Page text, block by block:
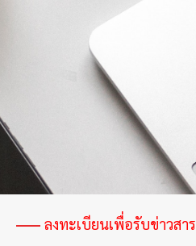
ลงทะเบียนเพื่อรับข่าวสาร